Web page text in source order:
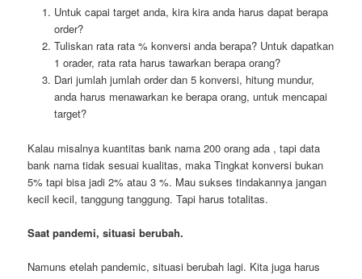
Untuk capai target anda, kira kira anda harus dapat berapa
order?
Tuliskan rata rata % konversi anda berapa? Untuk dapatkan
1 orader, rata rata harus tawarkan berapa orang?
Dari jumlah jumlah order dan 5 konversi, hitung mundur,
anda harus menawarkan ke berapa orang, untuk mencapai
target?
Kalau misalnya kuantitas bank nama 200 orang ada , tapi data
bank nama tidak sesuai kualitas, maka Tingkat konversi bukan
5% tapi bisa jadi 2% atau 3 %. Mau sukses tindakannya jangan
kecil kecil, tanggung tanggung. Tapi harus totalitas.
Saat pandemi, situasi berubah.
Namuns etelah pandemic, situasi berubah lagi. Kita juga harus